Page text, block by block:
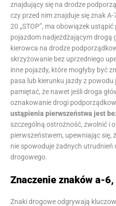
znajdujący się na drodze
czy przed nim znajduje się znak
20 „STOP”, ma obowiązek
pojazdom nadjeżdżającym drogą
kierowca na drodze
skrzyżowanie bez uprzedniego
inne pojazdy, które mogłyby być
pasa lub kierunku jazdy z
pamiętać, że nawet jeśli droga
oznakowanie drogi
ustąpienia pierwszeństwa jest
szczególną ostrożność, zwolnić i
pierwszeństwem, upewniając się,
nie spowoduje żadnych
drogowego.
Znaczenie znaków a-
Znaki drogowe odgrywają